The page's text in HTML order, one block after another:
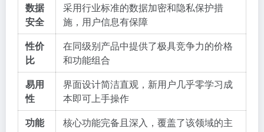
数据
安全
采用行业标准的数据加密和隐私保护措
施，用户信息有保障
性价
比
在同级别产品中提供了极具竞争力的价格
和功能组合
易用
性
界面设计简洁直观，新用户几乎零学习成
本即可上手操作
功能
核心功能完备且深入，覆盖了该领域的主